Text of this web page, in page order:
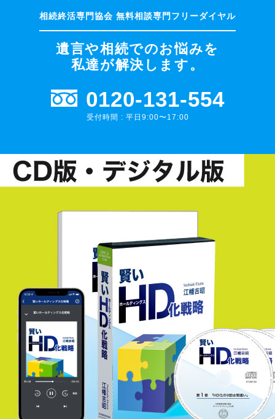
遺言や相続でのお悩みを
私達が解決します。
0120-131-554
受付時間 : 平日9:00〜17:00